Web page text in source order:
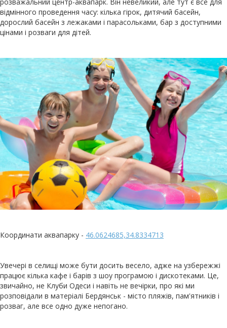
відмінного проведення часу: кілька гірок, дитячий басейн,
дорослий басейн з лежаками і парасольками, бар з доступними
цінами і розваги для дітей.
Координати аквапарку - 46.0624685,34.8334713
Увечері в селищі може бути досить весело, адже на узбережжі
працює кілька кафе і барів з шоу програмою і дискотеками. Це,
звичайно, не Клуби Одеси і навіть не вечірки, про які ми
розповідали в матеріалі Бердянськ - місто пляжів, пам'ятників і
розваг, але все одно дуже непогано.